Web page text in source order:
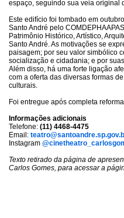
espaço, seguindo sua veia original
Este edifício foi tombado em
Santo André pelo
Patrimônio Histórico, Artístico,
Santo André. As motivações se
paisagem; por seu valor simbólico
socialização e cidadania; e por
Além disso, há uma forte ligação
com a oferta das diversas formas
culturais.
Foi entregue após completa
Informações adicionais
Telefone: (11) 4468-4475
Email:
Instagram
Texto retirado da página de
Carlos Gomes, para acessar a